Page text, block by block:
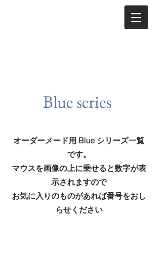
Blue series
オーダーメード用 Blue シリーズ一覧
です。
マウスを画像の上に乗せると数字が表
示されますので
​お気に入りのものがあれば番号をおし
らせください